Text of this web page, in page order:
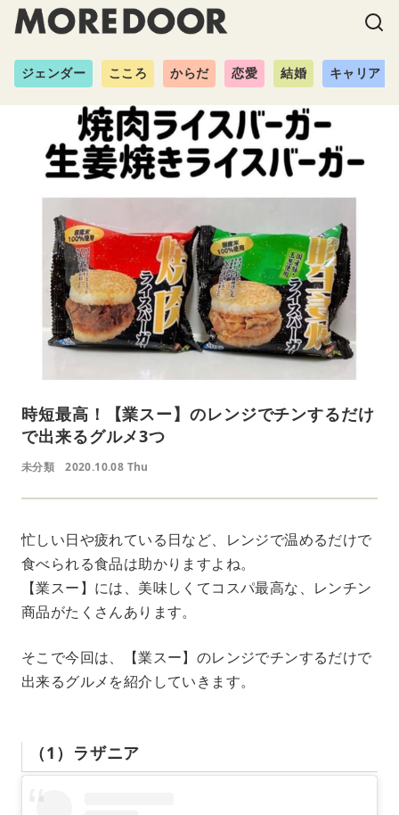
ジェンダー こころ からだ 恋愛 結婚 キャリア
時短最高！【業スー】のレンジでチンするだけ
で出来るグルメ3つ
未分類 2020.10.08 Thu
忙しい日や疲れている日など、レンジで温めるだけで
食べられる食品は助かりますよね。
【業スー】には、美味しくてコスパ最高な、レンチン
商品がたくさんあります。
そこで今回は、【業スー】のレンジでチンするだけで
出来るグルメを紹介していきます。
（1）ラザニア